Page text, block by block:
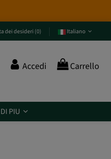
dei desideri (0) Italiano
Accedi Carrello
PIU